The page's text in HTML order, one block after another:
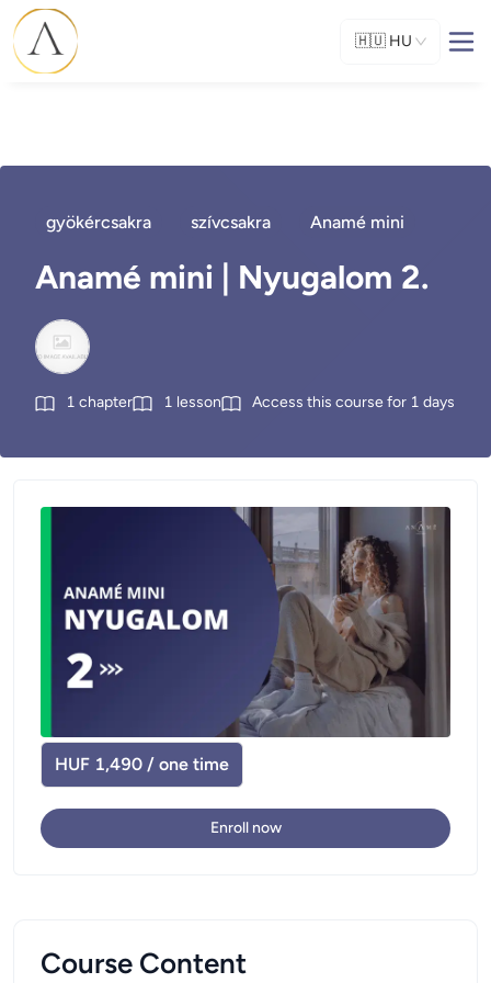
🇭🇺 HU
gyökércsakra szívcsakra Anamé mini
Anamé mini | Nyugalom 2.
1 chapter 1 lesson Access this course for 1 days
Course Content
HUF 1,490 / one time
Enroll now